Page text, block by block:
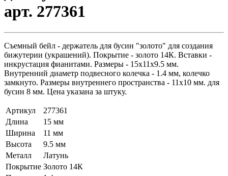
арт. 277361
Съемный бейл - держатель для бусин "золото" для создания
бижутерии (украшений). Покрытие - золото 14К. Вставки -
инкрустация фианитами. Размеры - 15х11х9.5 мм.
Внутренний диаметр подвесного колечка - 1.4 мм, колечко
замкнуто. Размеры внутреннего пространства - 11х10 мм. для
бусин 8 мм. Цена указана за штуку.
Артикул
277361
Длина
15 мм
Ширина
11 мм
Высота
9.5 мм
Металл
Латунь
Покрытие Золото 14К